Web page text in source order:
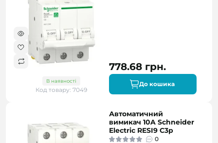
В наявності
Код товару: 7049
778.68 грн.
До кошика
Автоматичний
вимикач 10A Schneider
Electric RESI9 C3р
0